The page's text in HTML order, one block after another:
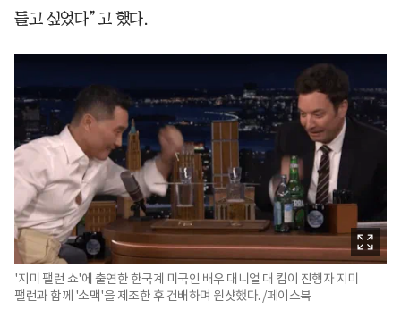
들고 싶었다”고 했다.
'지미 팰런 쇼'에 출연한 한국계 미국인 배우 대니얼 대 킴이 진행자 지미
팰런과 함께 '소맥'을 제조한 후 건배하며 원샷했다. /페이스북